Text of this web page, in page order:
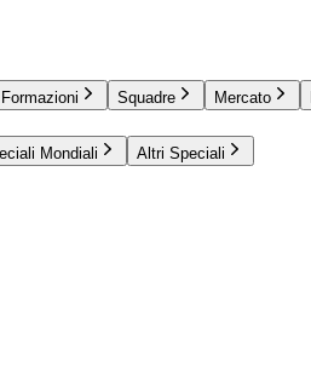
Squadre Mercato
Mondiali Altri Speciali